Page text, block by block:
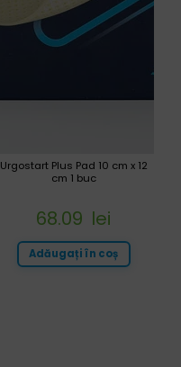
Urgostart Plus Pad 10 cm x 12
cm 1 buc
68.09 lei
Adăugați în coș